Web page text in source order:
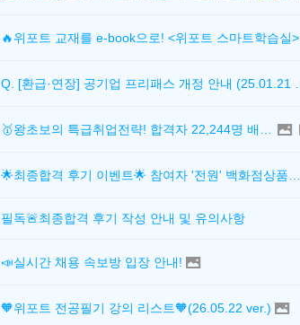
🔥위포트 교재를 e-book으로! <위포트 스마트학습실>
필독🚨최종합격 후기 작성 안내 및 유의사항
📣실시간 채용 속보방 입장 안내!
🧡위포트 전공필기 강의 리스트🧡(26.05.22 ver.)